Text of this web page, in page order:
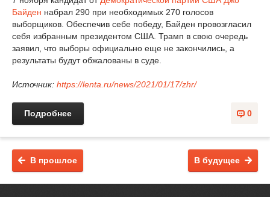
Байден набрал 290 при необходимых 270 голосов
выборщиков. Обеспечив себе победу, Байден провозгласил
себя избранным президентом США. Трамп в свою очередь
заявил, что выборы официально еще не закончились, а
результаты будут обжалованы в суде.
Источник: https://lenta.ru/news/2021/01/17/zhr/
0
Подробнее
В будущее
В прошлое